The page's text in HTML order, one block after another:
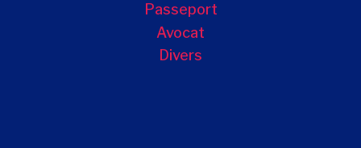
Passeport
Avocat
Divers